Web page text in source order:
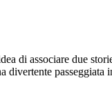
di associare due
divertente